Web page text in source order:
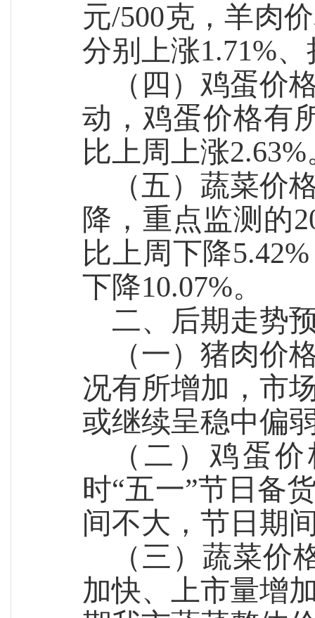
元/500克，羊肉
分别上涨1.71%
（四）鸡蛋价
动，鸡蛋价格有
比上周上涨2.63%
（五）蔬菜价
降，重点监测的
比上周下降5.42
下降10.07%。
二、后期走势
（一）猪肉价
况有所增加，市
或继续呈稳中偏
（二）鸡蛋
时“五一”节日备
间不大，节日期
（三）蔬菜价
加快、上市量增